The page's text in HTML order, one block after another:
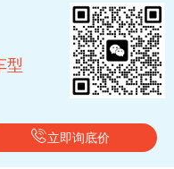
型
立即询底价